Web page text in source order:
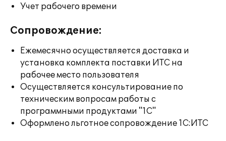
Учет рабочего времени
Сопровождение:
Ежемесячно осуществляется доставка и
установка комплекта поставки ИТС на
рабочее место пользователя
Осуществляется консультирование по
техническим вопросам работы с
программными продуктами "1С"
Оформлено льготное сопровождение 1С:ИТС